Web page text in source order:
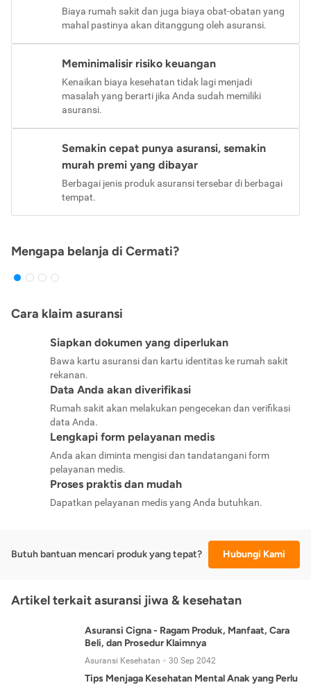
Biaya rumah sakit dan juga biaya obat-obatan yang
mahal pastinya akan ditanggung oleh asuransi.
Meminimalisir risiko keuangan
Kenaikan biaya kesehatan tidak lagi menjadi
masalah yang berarti jika Anda sudah memiliki
asuransi.
Semakin cepat punya asuransi, semakin
murah premi yang dibayar
Berbagai jenis produk asuransi tersebar di berbagai
tempat.
Mengapa belanja di Cermati?
Cara klaim asuransi
Siapkan dokumen yang diperlukan
Bawa kartu asuransi dan kartu identitas ke rumah sakit
rekanan.
Data Anda akan diverifikasi
Rumah sakit akan melakukan pengecekan dan verifikasi
data Anda.
Lengkapi form pelayanan medis
Anda akan diminta mengisi dan tandatangani form
pelayanan medis.
Proses praktis dan mudah
Dapatkan pelayanan medis yang Anda butuhkan.
Butuh bantuan mencari produk yang tepat? Hubungi Kami
Artikel terkait asuransi jiwa & kesehatan
Asuransi Cigna - Ragam Produk, Manfaat, Cara
Beli, dan Prosedur Klaimnya
Asuransi Kesehatan 30 Sep 2042
Tips Menjaga Kesehatan Mental Anak yang Perlu